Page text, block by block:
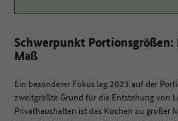
Schwerpunkt Portionsgrößen:
Maß
Ein besonderer Fokus lag 2023 auf der
zweitgrößte Grund für die Entstehung von
Privathaushalten ist das Kochen zu großer